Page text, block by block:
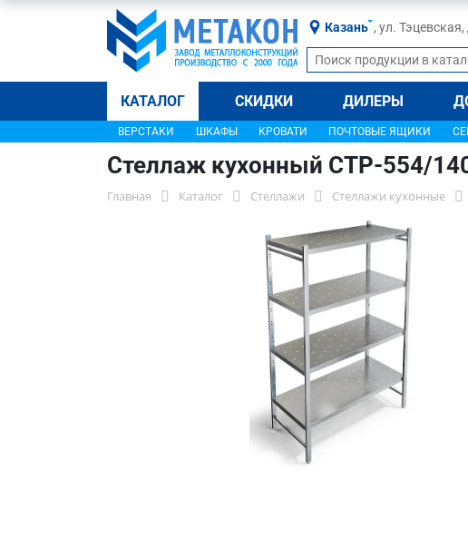
Казань , ул.
КАТАЛОГ СКИДКИ ДИЛЕРЫ
ВЕРСТАКИ ШКАФЫ КРОВАТИ ПОЧТОВЫЕ ЯЩИКИ
Стеллаж кухонный СТР-554/
Главная Каталог Стеллажи Стеллажи кухонные